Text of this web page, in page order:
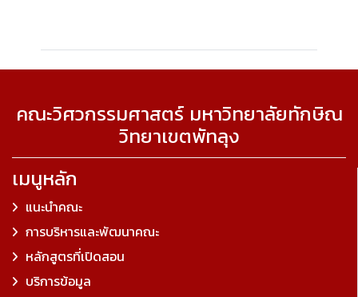
คณะวิศวกรรมศาสตร์ มหาวิทยาลัยทักษิณ
วิทยาเขตพัทลุง
เมนูหลัก
แนะนำคณะ
การบริหารและพัฒนาคณะ
หลักสูตรที่เปิดสอน
บริการข้อมูล